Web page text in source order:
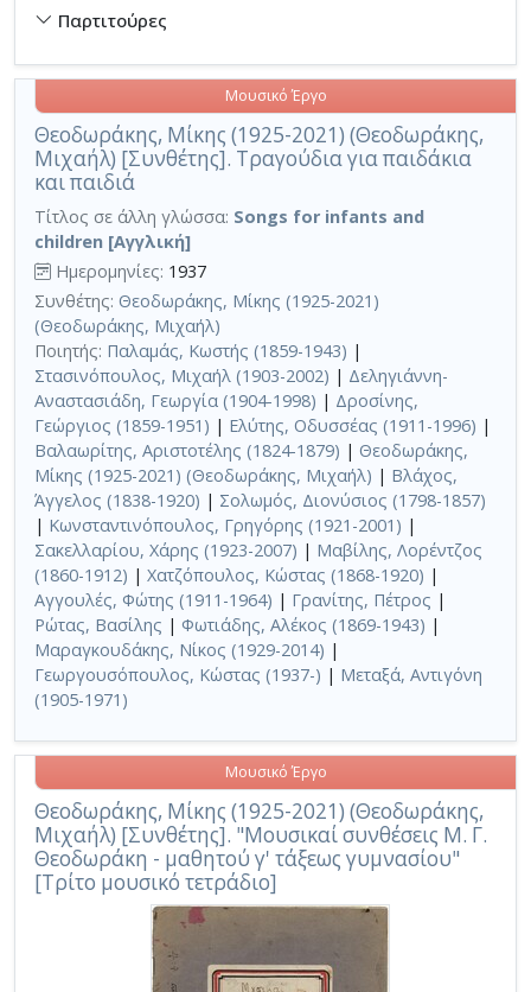
Παρτιτούρες
Θεοδωράκης, Μίκης (1925-2021) (Θεοδωράκης,
Μιχαήλ) [Συνθέτης]. Τραγούδια για παιδάκια
και παιδιά
Μουσικό Έργο
Τίτλος σε άλλη γλώσσα: Songs for infants and
children [Αγγλική]
Ημερομηνίες: 1937
Συνθέτης: Θεοδωράκης, Μίκης (1925-2021)
(Θεοδωράκης, Μιχαήλ)
Ποιητής: Παλαμάς, Κωστής (1859-1943) |
Στασινόπουλος, Μιχαήλ (1903-2002) | Δεληγιάννη-
Αναστασιάδη, Γεωργία (1904-1998) | Δροσίνης,
Γεώργιος (1859-1951) | Ελύτης, Οδυσσέας (1911-1996) |
Βαλαωρίτης, Αριστοτέλης (1824-1879) | Θεοδωράκης,
Μίκης (1925-2021) (Θεοδωράκης, Μιχαήλ) | Βλάχος,
Άγγελος (1838-1920) | Σολωμός, Διονύσιος (1798-1857)
| Κωνσταντινόπουλος, Γρηγόρης (1921-2001) |
Σακελλαρίου, Χάρης (1923-2007) | Μαβίλης, Λορέντζος
(1860-1912) | Χατζόπουλος, Κώστας (1868-1920) |
Αγγουλές, Φώτης (1911-1964) | Γρανίτης, Πέτρος |
Ρώτας, Βασίλης | Φωτιάδης, Αλέκος (1869-1943) |
Μαραγκουδάκης, Νίκος (1929-2014) |
Γεωργουσόπουλος, Κώστας (1937-) | Μεταξά, Αντιγόνη
(1905-1971)
Θεοδωράκης, Μίκης (1925-2021) (Θεοδωράκης,
Μιχαήλ) [Συνθέτης]. "Μουσικαί συνθέσεις Μ. Γ.
Θεοδωράκη - μαθητού γ' τάξεως γυμνασίου"
[Τρίτο μουσικό τετράδιο]
Μουσικό Έργο